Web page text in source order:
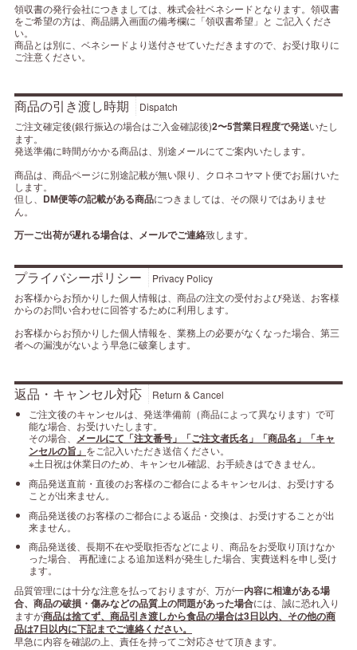
領収書の発行会社につきましては、株式会社ベネシードとなります。領収書
をご希望の方は、商品購入画面の備考欄に「領収書希望」と ご記入くださ
い。
商品とは別に、ベネシードより送付させていただきますので、お受け取りに
ご注意ください。
商品の引き渡し時期
Dispatch
ご注文確定後(銀行振込の場合はご入金確認後)2〜5営業日程度で発送いたし
ます。
発送準備に時間がかかる商品は、別途メールにてご案内いたします。
商品は、商品ページに別途記載が無い限り、クロネコヤマト便でお届けいた
します。
但し、 DM便等の記載がある商品につきましては、その限りではありませ
ん。
万一ご出荷が遅れる場合は、メールでご連絡致します。
プライバシーポリシー
Privacy Policy
お客様からお預かりした個人情報は、商品の注文の受付および発送、お客様
からのお問い合わせに回答するために利用します。
お客様からお預かりした個人情報を、業務上の必要がなくなった場合、第三
者への漏洩がないよう早急に破棄します。
返品・キャンセル対応
Return & Cancel
ご注文後のキャンセルは、発送準備前（商品によって異なります）で可
能な場合、お受けいたします。
その場合、 メールにて「注文番号」「ご注文者氏名」「商品名」「キャ
ンセルの旨」 をご記入いただき送信ください。
※土日祝は休業日のため、キャンセル確認、お手続きはできません。
商品発送直前・直後のお客様のご都合によるキャンセルは、お受けする
ことが出来ません。
商品発送後のお客様のご都合による返品・交換は、お受けすることが出
来ません。
商品発送後、長期不在や受取拒否などにより、商品をお受取り頂けなか
った場合、 再配達による追加送料が発生した場合、実費送料を申し受け
ます。
品質管理には十分な注意を払っておりますが、万が一内容に相違がある場
合、商品の破損・傷みなどの品質上の問題があった場合には、誠に恐れ入り
ますが商品は捨てず、商品引き渡しから食品の場合は3日以内、その他の商
品は7日以内に下記までご連絡ください。
早急に内容を確認の上、責任を持ってご対応させて頂きます。